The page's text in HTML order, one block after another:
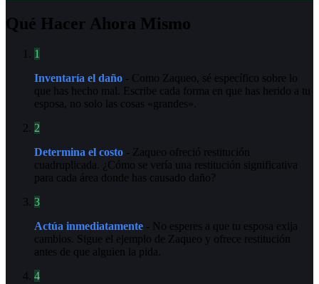
Qué Hacer Ahora Mismo
1
Inventaría el daño - Como Zaqueo, sé específico sobre lo
que has hecho mal. Escribe cada forma en que has herido a tu
esposa, no solo las cosas «grandes».
2
Determina el costo - Zaqueo ofreció restitución
cuadruplicada. ¿Cómo se vería una restitución significativa
para cada área donde has causado daño?
3
Actúa inmediatamente - No esperes a que tu esposa exija
cambios. Sigue el ejemplo de Zaqueo y ofrece restitución
antes de que alguien la pida.
4